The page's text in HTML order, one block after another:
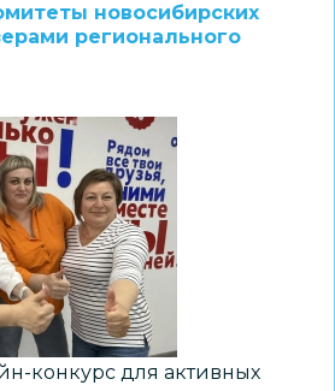
новосибирских
регионального
конкурс для активных